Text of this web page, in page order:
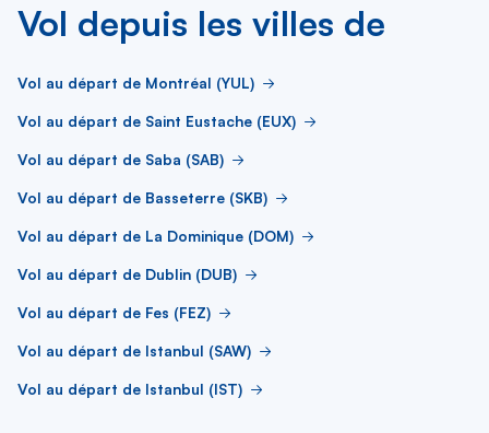
Vol depuis les villes de
Vol au départ de Montréal (YUL)
Vol au départ de Saint Eustache (EUX)
Vol au départ de Saba (SAB)
Vol au départ de Basseterre (SKB)
Vol au départ de La Dominique (DOM)
Vol au départ de Dublin (DUB)
Vol au départ de Fes (FEZ)
Vol au départ de Istanbul (SAW)
Vol au départ de Istanbul (IST)